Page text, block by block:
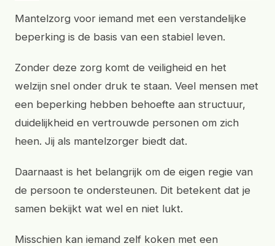
Mantelzorg voor iemand met een verstandelijke
beperking is de basis van een stabiel leven.
Zonder deze zorg komt de veiligheid en het
welzijn snel onder druk te staan. Veel mensen met
een beperking hebben behoefte aan structuur,
duidelijkheid en vertrouwde personen om zich
heen. Jij als mantelzorger biedt dat.
Daarnaast is het belangrijk om de eigen regie van
de persoon te ondersteunen. Dit betekent dat je
samen bekijkt wat wel en niet lukt.
Misschien kan iemand zelf koken met een